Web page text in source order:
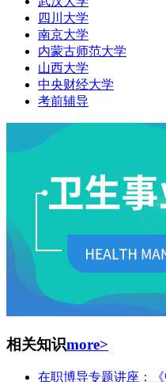
四川大学
南京大学
内蒙古师范大学
山西大学
中央财经大学
考前辅导
相关知识more>
在职博导专题讲座：